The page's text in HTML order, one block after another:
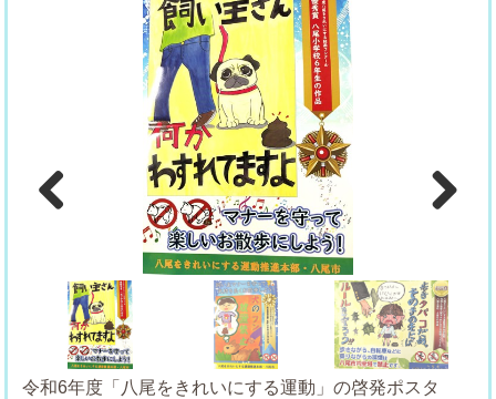
令和6年度「八尾をきれいにする運動」の啓発ポスタ